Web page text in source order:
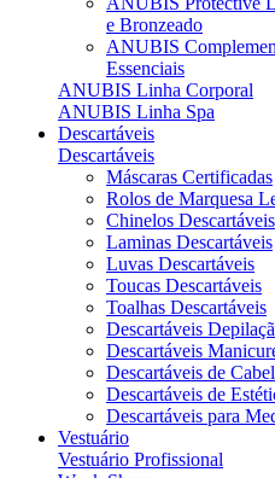
e Bronzeado
ANUBIS
Essenciais
ANUBIS Linha Corporal
ANUBIS Linha Spa
Descartáveis
Descartáveis
Máscaras Certificadas
Rolos de Marquesa
Chinelos Descartáveis
Laminas Descartáveis
Luvas Descartáveis
Toucas Descartáveis
Toalhas Descartáveis
Descartáveis
Descartáveis
Descartáveis de
Descartáveis de
Descartáveis para
Vestuário
Vestuário Profissional